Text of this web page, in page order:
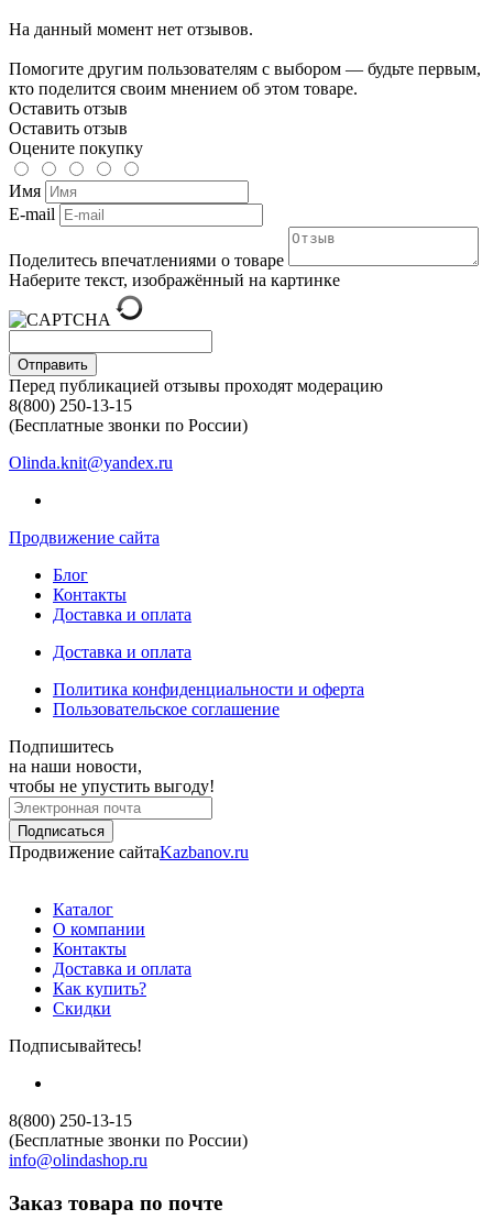
На данный момент нет отзывов.
Помогите другим пользователям с выбором — будьте первым,
кто поделится своим мнением об этом товаре.
Оставить отзыв
Оставить отзыв
Оцените покупку
Имя
E-mail
Поделитесь впечатлениями о товаре
Наберите текст, изображённый на картинке
Отправить
Перед публикацией отзывы проходят модерацию
8(800) 250-13-15
(Бесплатные звонки по России)
Olinda.knit@yandex.ru
Продвижение сайта
Блог
Контакты
Доставка и оплата
Доставка и оплата
Политика конфиденциальности и оферта
Пользовательское соглашение
Подпишитесь
на наши новости,
чтобы не упустить выгоду!
Продвижение сайтаKazbanov.ru
Каталог
О компании
Контакты
Доставка и оплата
Как купить?
Скидки
Подписывайтесь!
8(800) 250-13-15
(Бесплатные звонки по России)
info@olindashop.ru
Заказ товара по почте